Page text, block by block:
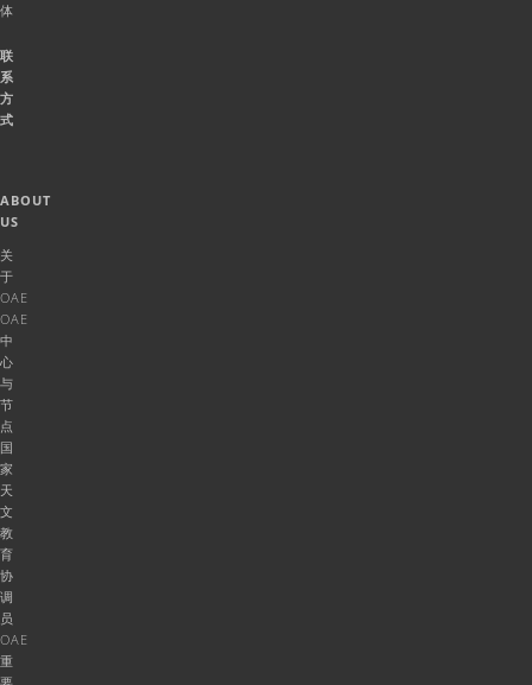
体
联
系
方
式
ABOUT
US
关
于
OAE
OAE
中
心
与
节
点
国
家
天
文
教
育
协
调
员
OAE
重